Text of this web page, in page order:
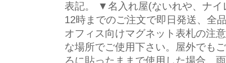
表記。 ▼名入れ屋(ないれや、ナイ
12時までのご注文で即日発送、全
オフィス向けマグネット表札の注
な場所でご使用下さい。屋外でも
ろに貼ったままで使用した場合、